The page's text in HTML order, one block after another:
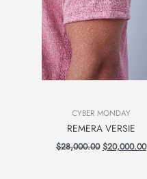
CYBER MONDAY
REMERA VERSIE
$28,000.00 $20,000.00